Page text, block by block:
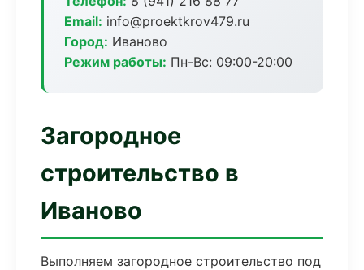
Email: info@proektkrov479.ru
Город: Иваново
Режим работы: Пн-Вс: 09:00-20:00
Загородное
строительство в
Иваново
Выполняем загородное строительство под